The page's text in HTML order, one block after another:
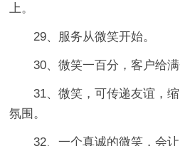
上。
29、服务从微笑开始。
30、微笑一百分，客户给满
31、微笑，可传递友谊，
氛围。
32、一个真诚的微笑，会